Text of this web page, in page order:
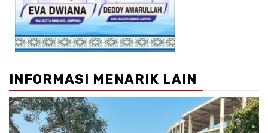
INFORMASI MENARIK LAIN